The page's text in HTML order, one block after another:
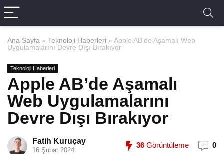
Ana Sayfa » Teknoloji Haberleri » Apple AB’de Aşamalı Web
Uygulamalarını Devre Dışı Bırakıyor
Teknoloji Haberleri
Apple AB’de Aşamalı
Web Uygulamalarını
Devre Dışı Bırakıyor
Fatih Kuruçay
16 Şubat 2024
36 Görüntüleme 0